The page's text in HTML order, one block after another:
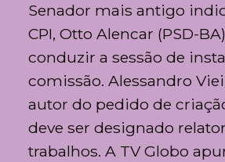
Senador mais antigo
CPI, Otto Alencar (PSD-
conduzir a sessão de
comissão. Alessandro
autor do pedido de
deve ser designado
trabalhos. A TV Globo